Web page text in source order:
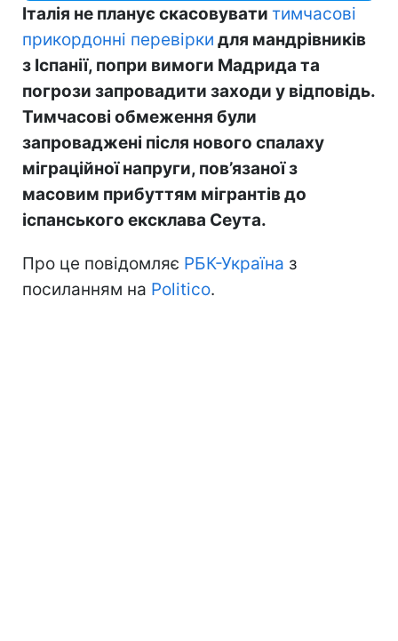
Італія не планує скасовувати тимчасові
прикордонні перевірки для мандрівників
з Іспанії, попри вимоги Мадрида та
погрози запровадити заходи у відповідь.
Тимчасові обмеження були
запроваджені після нового спалаху
міграційної напруги, пов’язаної з
масовим прибуттям мігрантів до
іспанського ексклава Сеута.
Про це повідомляє РБК-Україна з
посиланням на Politico.